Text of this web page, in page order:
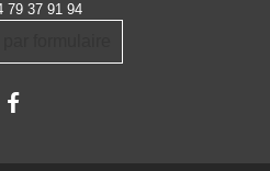
79 37 91 94